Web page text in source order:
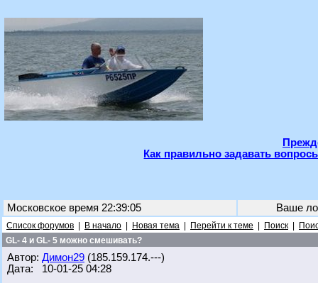
Как правильно задавать
Московское время 22:39:05 Ваше
Список форумов В начало Новая тема Перейти к теме Поиск
GL- 4 и GL- 5 можно смешивать?
Автор: Димон29 (185.159.174.---)
Дата: 10-01-25 04:28